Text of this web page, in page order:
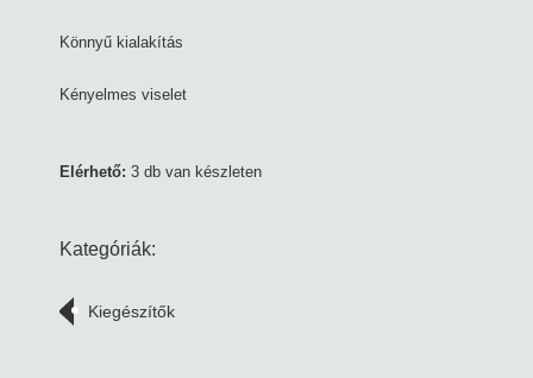
Könnyű kialakítás
Kényelmes viselet
Elérhető: 3 db van készleten
Kategóriák:
Kiegészítők